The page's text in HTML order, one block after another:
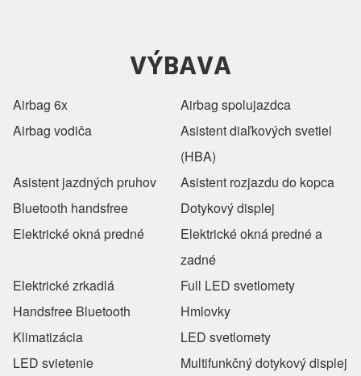
VÝBAVA
Airbag 6x
Airbag spolujazdca
Airbag vodiča
Asistent diaľkových svetiel
(HBA)
Asistent jazdných pruhov
Asistent rozjazdu do kopca
Bluetooth handsfree
Dotykový displej
Elektrické okná predné
Elektrické okná predné a
zadné
Elektrické zrkadlá
Full LED svetlomety
Handsfree Bluetooth
Hmlovky
Klimatizácia
LED svetlomety
LED svietenie
Multifunkčný dotykový displej